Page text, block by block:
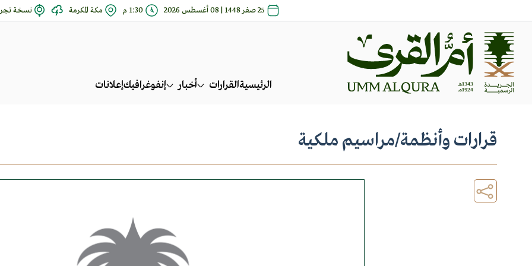
25 صفر 1448 | 08 أغسطس 2026 1:30 م مكة المكرمة نسخة
الرئيسيةالقرارات أخبار إنفوغرافيكإعلانات
قرارات وأنظمة/مراسيم ملكية